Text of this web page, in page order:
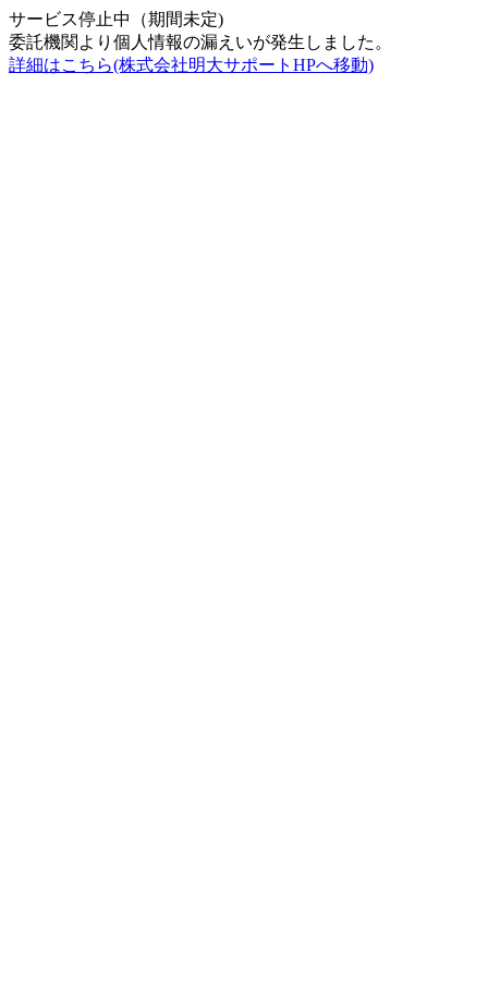
サービス停止中（期間未定)
委託機関より個人情報の漏えいが発生しました。
詳細はこちら(株式会社明大サポートHPへ移動)